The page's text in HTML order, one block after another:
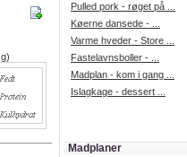
Pulled pork - røget på ...
Køerne dansede - ...
Varme hveder - Store ...
Fastelavnsboller - ...
Madplan - kom i gang ...
Islagkage - dessert ...
Madplaner